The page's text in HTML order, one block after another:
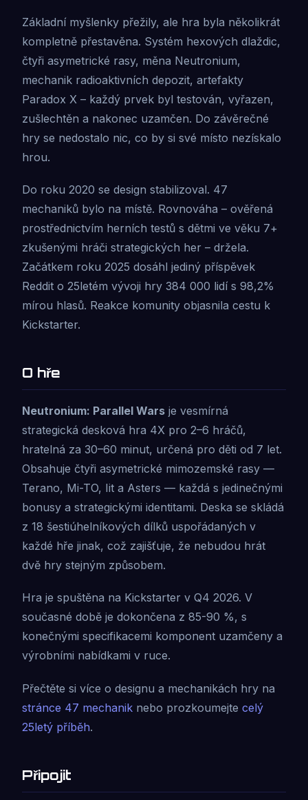
Základní myšlenky přežily, ale hra byla několikrát
kompletně přestavěna. Systém hexových dlaždic,
čtyři asymetrické rasy, měna Neutronium,
mechanik radioaktivních depozit, artefakty
Paradox X – každý prvek byl testován, vyřazen,
zušlechtěn a nakonec uzamčen. Do závěrečné
hry se nedostalo nic, co by si své místo nezískalo
hrou.
Do roku 2020 se design stabilizoval. 47
mechaniků bylo na místě. Rovnováha – ověřená
prostřednictvím herních testů s dětmi ve věku 7+
zkušenými hráči strategických her – držela.
Začátkem roku 2025 dosáhl jediný příspěvek
Reddit o 25letém vývoji hry 384 000 lidí s 98,2%
mírou hlasů. Reakce komunity objasnila cestu k
Kickstarter.
O hře
Neutronium: Parallel Wars je vesmírná
strategická desková hra 4X pro 2–6 hráčů,
hratelná za 30–60 minut, určená pro děti od 7 let.
Obsahuje čtyři asymetrické mimozemské rasy —
Terano, Mi-TO, Iit a Asters — každá s jedinečnými
bonusy a strategickými identitami. Deska se skládá
z 18 šestiúhelníkových dílků uspořádaných v
každé hře jinak, což zajišťuje, že nebudou hrát
dvě hry stejným způsobem.
Hra je spuštěna na Kickstarter v Q4 2026. V
současné době je dokončena z 85-90 %, s
konečnými specifikacemi komponent uzamčeny a
výrobními nabídkami v ruce.
Přečtěte si více o designu a mechanikách hry na
stránce 47 mechanik nebo prozkoumejte celý
25letý příběh.
Připojit